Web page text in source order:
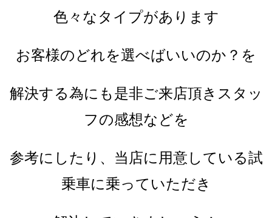
色々なタイプがあります
お客様のどれを選べばいいのか？を
解決する為にも是非ご来店頂きスタッ
フの感想などを
参考にしたり、当店に用意している試
乗車に乗っていただき